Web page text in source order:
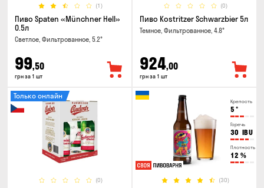
(1)
Пиво Spaten «Münchner Hell»
0.5л
Светлое, Фильтрованное, 5.2°
99,50
грн за 1 шт
(0)
Пиво Kostritzer Schwarzbier 5л
Темное, Фильтрованное, 4.8°
924,00
грн за 1 шт
(0)
Только онлайн
Крепость
5 °
Горечь
30 IBU
Плотность
12 %
(30)